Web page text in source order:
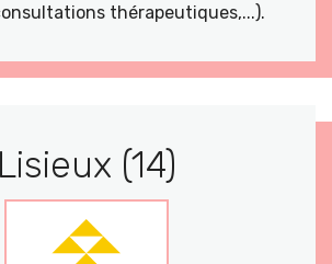
thérapeutiques,...).
Lisieux (14)